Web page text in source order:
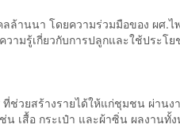
านนา โดยความร่วมมือของ ผศ.
ามรู้เกี่ยวกับการปลูกและใช้ประ
ช่วยสร้างรายได้ให้แก่ชุมชน ผ่า
เสื้อ กระเป๋า และผ้าซิ่น ผลงาน